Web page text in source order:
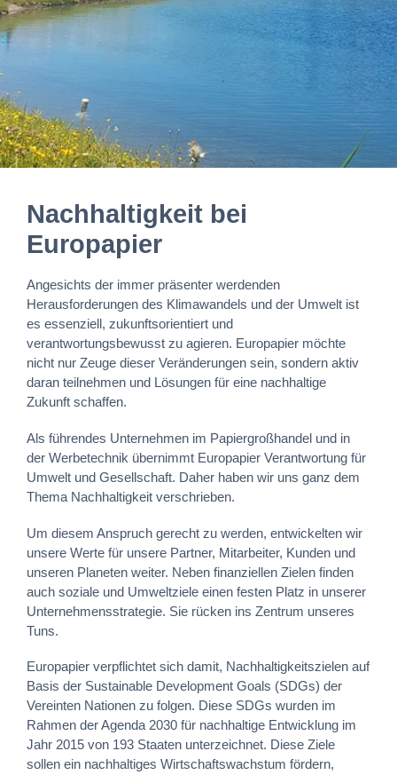
Nachhaltigkeit bei
Europapier
Angesichts der immer präsenter werdenden
Herausforderungen des Klimawandels und der Umwelt ist
es essenziell, zukunftsorientiert und
verantwortungsbewusst zu agieren. Europapier möchte
nicht nur Zeuge dieser Veränderungen sein, sondern aktiv
daran teilnehmen und Lösungen für eine nachhaltige
Zukunft schaffen.
Als führendes Unternehmen im Papiergroßhandel und in
der Werbetechnik übernimmt Europapier Verantwortung für
Umwelt und Gesellschaft. Daher haben wir uns ganz dem
Thema Nachhaltigkeit verschrieben.
Um diesem Anspruch gerecht zu werden, entwickelten wir
unsere Werte für unsere Partner, Mitarbeiter, Kunden und
unseren Planeten weiter. Neben finanziellen Zielen finden
auch soziale und Umweltziele einen festen Platz in unserer
Unternehmensstrategie. Sie rücken ins Zentrum unseres
Tuns.
Europapier verpflichtet sich damit, Nachhaltigkeitszielen auf
Basis der Sustainable Development Goals (SDGs) der
Vereinten Nationen zu folgen. Diese SDGs wurden im
Rahmen der Agenda 2030 für nachhaltige Entwicklung im
Jahr 2015 von 193 Staaten unterzeichnet. Diese Ziele
sollen ein nachhaltiges Wirtschaftswachstum fördern,